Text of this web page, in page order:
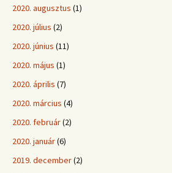
2020. augusztus (1)
2020. július (2)
2020. június (11)
2020. május (1)
2020. április (7)
2020. március (4)
2020. február(2)
2020. január(6)
2019. december(2)